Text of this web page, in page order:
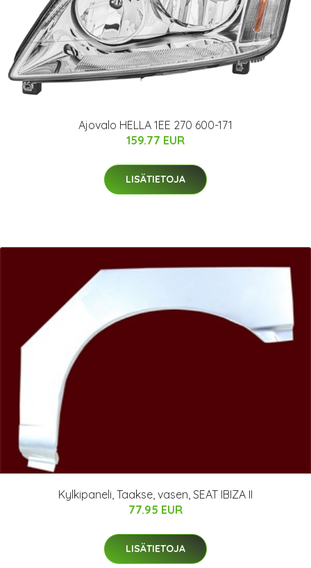
Ajovalo HELLA 1EE 270 600-171
159.77 EUR
LISÄTIETOJA
Kylkipaneli, Taakse, vasen, SEAT IBIZA II
77.95 EUR
LISÄTIETOJA